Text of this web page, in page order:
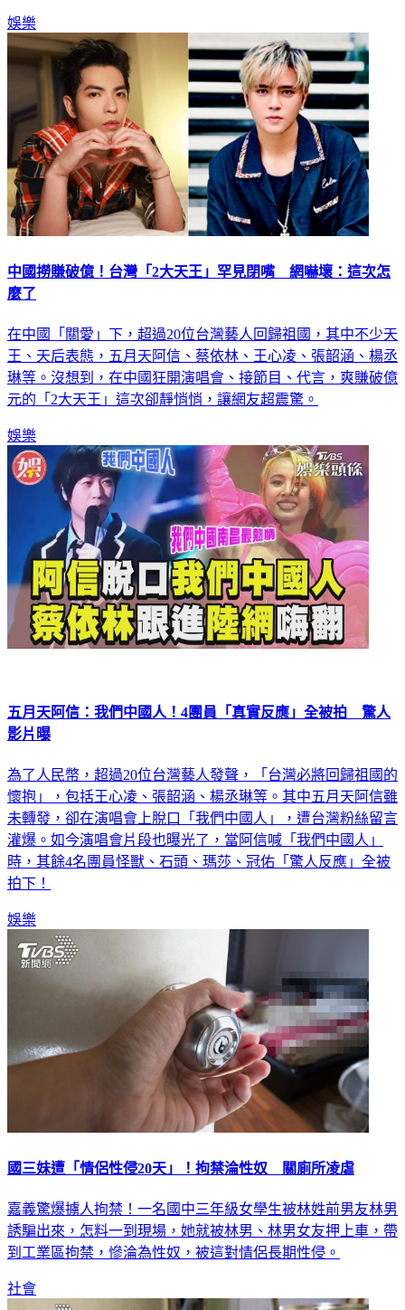
娛樂
中國撈賺破億！台灣「2大天王」罕見閉嘴 網嚇壞：這次怎
麼了
在中國「關愛」下，超過20位台灣藝人回歸祖國，其中不少天
王、天后表態，五月天阿信、蔡依林、王心凌、張韶涵、楊丞
琳等。沒想到，在中國狂開演唱會、接節目、代言，爽賺破億
元的「2大天王」這次卻靜悄悄，讓網友超震驚。
娛樂
五月天阿信：我們中國人！4團員「真實反應」全被拍 驚人
影片曝
為了人民幣，超過20位台灣藝人發聲，「台灣必將回歸祖國的
懷抱」，包括王心凌、張韶涵、楊丞琳等。其中五月天阿信雖
未轉發，卻在演唱會上脫口「我們中國人」，遭台灣粉絲留言
灌爆。如今演唱會片段也曝光了，當阿信喊「我們中國人」
時，其餘4名團員怪獸、石頭、瑪莎、冠佑「驚人反應」全被
拍下！
娛樂
國三妹遭「情侶性侵20天」！拘禁淪性奴 關廁所凌虐
嘉義驚爆擄人拘禁！一名國中三年級女學生被林姓前男友林男
誘騙出來，怎料一到現場，她就被林男、林男女友押上車，帶
到工業區拘禁，慘淪為性奴，被這對情侶長期性侵。
社會